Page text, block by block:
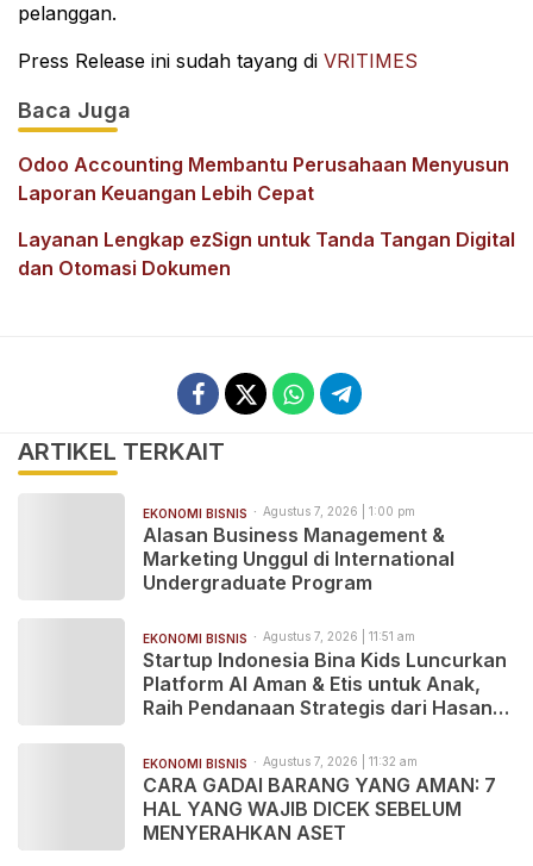
pelanggan.
Press Release ini sudah tayang di VRITIMES
Baca Juga
Odoo Accounting Membantu Perusahaan Menyusun
Laporan Keuangan Lebih Cepat
Layanan Lengkap ezSign untuk Tanda Tangan Digital
dan Otomasi Dokumen
ARTIKEL TERKAIT
EKONOMI BISNIS Agustus 7, 2026 | 1:00 pm
Alasan Business Management &
Marketing Unggul di International
Undergraduate Program
EKONOMI BISNIS Agustus 7, 2026 | 11:51 am
Startup Indonesia Bina Kids Luncurkan
Platform AI Aman & Etis untuk Anak,
Raih Pendanaan Strategis dari Hasan
EKONOMI BISNIS Agustus 7, 2026 | 11:32 am
CARA GADAI BARANG YANG AMAN: 7
HAL YANG WAJIB DICEK SEBELUM
MENYERAHKAN ASET